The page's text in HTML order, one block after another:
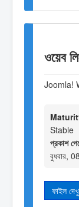
ওয়েব
Joomla!
Stable
প্রকাশ
বুধবার,
ফাইল